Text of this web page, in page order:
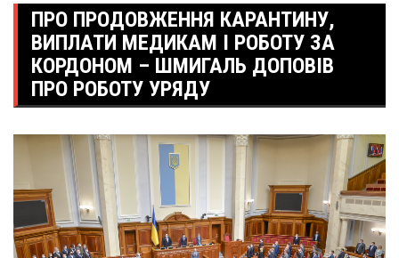
ПРО ПРОДОВЖЕННЯ КАРАНТИНУ,
ВИПЛАТИ МЕДИКАМ І РОБОТУ ЗА
КОРДОНОМ – ШМИГАЛЬ ДОПОВІВ
ПРО РОБОТУ УРЯДУ